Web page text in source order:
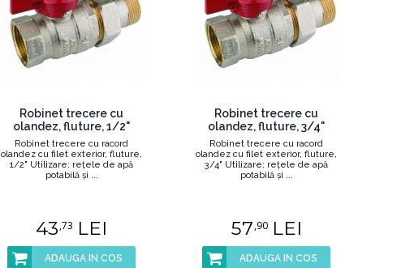
Robinet trecere cu
olandez, fluture, 1/2"
Robinet trecere cu racord
olandez cu filet exterior, fluture,
1/2" Utilizare: reţele de apă
potabilă şi ...
43,73 LEI
ADAUGA IN COS
Robinet trecere cu
olandez, fluture, 3/4"
Robinet trecere cu racord
olandez cu filet exterior, fluture,
3/4" Utilizare: reţele de apă
potabilă şi ...
57,90LEI
ADAUGA IN COS